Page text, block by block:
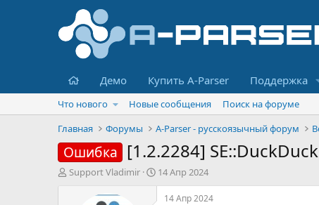
Главная
Демо Купить A-Parser Поддержка
Что нового Новые сообщения
Поиск на форуме
Главная
Форумы A-Parser - русскоязычный форум
Ошибка [1.2.2284]
А
Support Vladimir
Д
а
14 Апр 2024
14 Апр 2024